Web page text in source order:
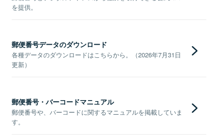
を提供。
郵便番号データのダウンロード
各種データのダウンロードはこちらから。（2026年7月31日
更新）
郵便番号・バーコードマニュアル
郵便番号や、バーコードに関するマニュアルを掲載していま
す。